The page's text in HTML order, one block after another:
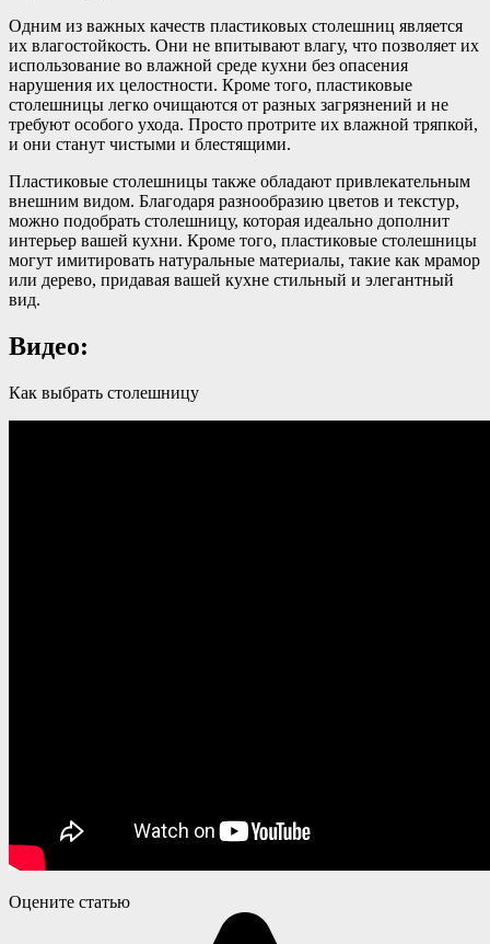
Одним из важных качеств пластиковых столешниц является
их влагостойкость. Они не впитывают влагу, что позволяет их
использование во влажной среде кухни без опасения
нарушения их целостности. Кроме того, пластиковые
столешницы легко очищаются от разных загрязнений и не
требуют особого ухода. Просто протрите их влажной тряпкой,
и они станут чистыми и блестящими.
Пластиковые столешницы также обладают привлекательным
внешним видом. Благодаря разнообразию цветов и текстур,
можно подобрать столешницу, которая идеально дополнит
интерьер вашей кухни. Кроме того, пластиковые столешницы
могут имитировать натуральные материалы, такие как мрамор
или дерево, придавая вашей кухне стильный и элегантный
вид.
Видео:
Как выбрать столешницу
Оцените статью